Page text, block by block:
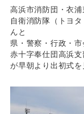
高浜市消防団・衣
自衛消防隊（トヨ
んと
県・警察・行政・
赤十字奉仕団高浜
が早朝より出初式を